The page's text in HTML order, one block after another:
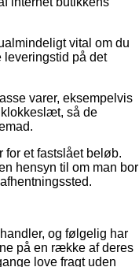
vital om du
leveringstid på det
varer, eksempelvis
klokkeslæt, så de
for et fastslået beløb.
hensyn til om man bor
og følgelig har
på en række af deres
love fragt uden